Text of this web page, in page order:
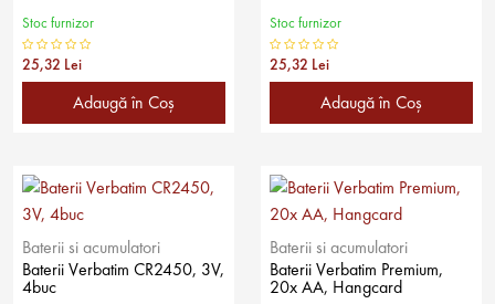
Stoc furnizor
25,32 Lei
Adaugă în Coş
Stoc furnizor
25,32 Lei
Adaugă în Coş
Baterii si acumulatori
Baterii Verbatim CR2450, 3V,
4buc
Baterii si acumulatori
Baterii Verbatim Premium,
20x AA, Hangcard